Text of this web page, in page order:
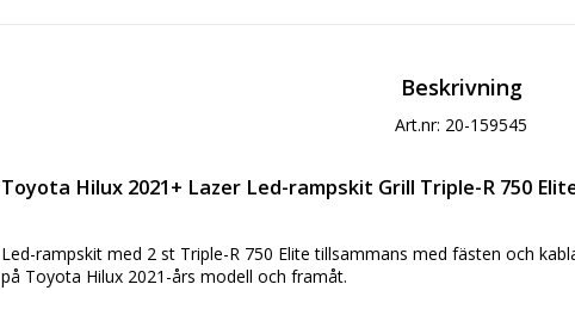
Beskrivning
Art.nr: 20-159545
Toyota Hilux 2021+ Lazer Led-rampskit Grill Triple-R 750
Led-rampskit med 2 st Triple-R 750 Elite tillsammans med fästen och
på Toyota Hilux 2021-års modell och framåt.